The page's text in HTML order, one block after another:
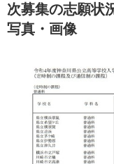
次募集の志願状
写真・画像